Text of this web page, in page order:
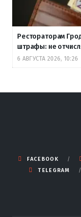
Рестораторам
штрафы: не
6 АВГУСТА 2026, 10:26
FACEBOOK
TELEGRAM